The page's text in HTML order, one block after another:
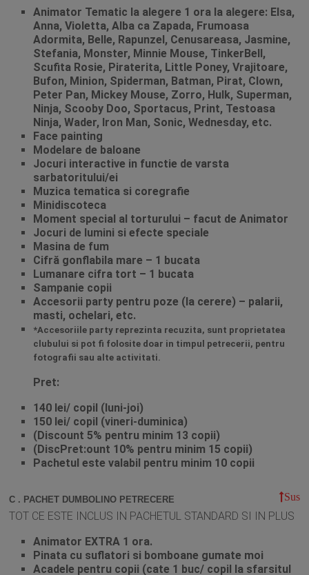
Animator Tematic la alegere 1 ora la alegere: Elsa,
Anna, Violetta, Alba ca Zapada, Frumoasa
Adormita, Belle, Rapunzel, Cenusareasa, Jasmine,
Stefania, Monster, Minnie Mouse, TinkerBell,
Scufita Rosie, Piraterita, Little Poney, Vrajitoare,
Bufon, Minion, Spiderman, Batman, Pirat, Clown,
Peter Pan, Mickey Mouse, Zorro, Hulk, Superman,
Ninja, Scooby Doo, Sportacus, Print, Testoasa
Ninja, Wader, Iron Man, Sonic, Wednesday, etc.
Face painting
Modelare de baloane
Jocuri interactive in functie de varsta
sarbatoritului/ei
Muzica tematica si coregrafie
Minidiscoteca
Moment special al torturului – facut de Animator
Jocuri de lumini si efecte speciale
Masina de fum
Cifră gonflabila mare – 1 bucata
Lumanare cifra tort – 1 bucata
Sampanie copii
Accesorii party pentru poze (la cerere) – palarii,
masti, ochelari, etc.
*Accesoriile party reprezinta recuzita, sunt proprietatea
clubului si pot fi folosite doar in timpul petrecerii, pentru
fotografii sau alte activitati.
Pret:
140 lei/ copil (luni-joi)
150 lei/ copil (vineri-duminica)
(Discount 5% pentru minim 13 copii)
(DiscPret:ount 10% pentru minim 15 copii)
Pachetul este valabil pentru minim 10 copii
Sus
C . PACHET DUMBOLINO PETRECERE
TOT CE ESTE INCLUS IN PACHETUL STANDARD SI IN PLUS
Animator EXTRA 1 ora.
Pinata cu suflatori si bomboane gumate moi
Acadele pentru copii (cate 1 buc/ copil la sfarsitul